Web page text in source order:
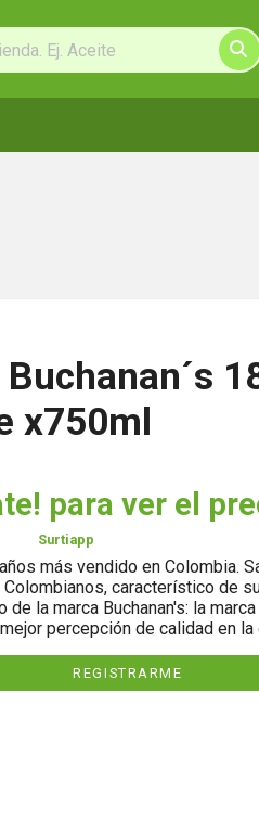
x750ml
para ver el
Surtiapp
más vendido en Colombia.
característico de
de la marca Buchanan's: la
percepción de calidad en
REGISTRARME